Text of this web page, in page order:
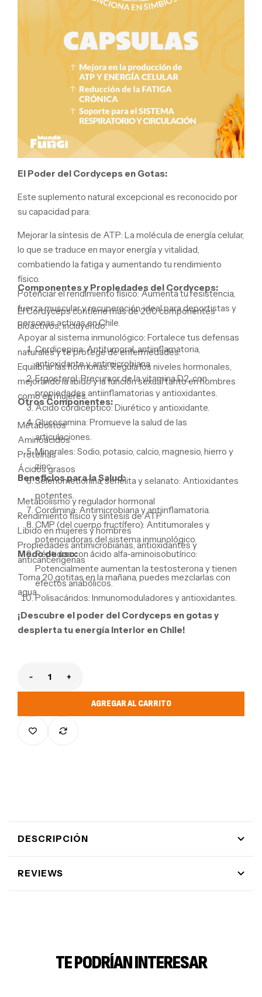
El Poder del Cordyceps en Gotas:
Este suplemento natural excepcional es reconocido por
su capacidad para:
Mejorar la síntesis de ATP: La molécula de energía celular,
lo que se traduce en mayor energía y vitalidad,
combatiendo la fatiga y aumentando tu rendimiento
físico.
Potenciar el rendimiento físico:Aumenta tu resistencia,
fuerza muscular y recuperación,ideal para deportistas y
personas activas en Chile.
Apoyar al sistema inmunológico: Fortalece tus defensas
naturales y te protege de enfermedades.
Equilibrar las hormonas:Regula los niveles hormonales,
mejorando la libido y la función sexual tanto en hombres
como en mujeres.
Componentes y Propiedades del Cordyceps:
El Cordyceps contiene más de 200 componentes
bioactivos,incluyendo:
Cordicepina:Antitumoral,antiinflamatoria,
antioxidante y antimicrobiana.
Ergosterol:Precursor de la vitamina D2,con
propiedades antiinflamatorias y antioxidantes.
Ácido cordicéptico:Diurético y antioxidante.
Glucosamina: Promueve la salud de las
articulaciones.
Minerales: Sodio, potasio, calcio, magnesio, hierro y
zinc.
Selenometionina, senelita y selanato: Antioxidantes
potentes.
Cordimina: Antimicrobiana y antiinflamatoria.
CMP (del cuerpo fructífero): Antitumorales y
potenciadoras del sistema inmunológico.
Péptidos con ácido alfa-aminoisobutírico:
Potencialmente aumentan la testosterona y tienen
efectos anabólicos.
Polisacáridos: Inmunomoduladores y antioxidantes.
Otros Componentes:
Metabolitos
Aminoácidos
Proteínas
Ácidos grasos
Beneficios para la Salud:
Metabolismo y regulador hormonal
Rendimiento físico y síntesis de ATP
Libido en mujeres y hombres
Propiedades antimicrobianas, antioxidantes y
anticancerígenas
Modo de uso:
Toma 20 gotitas en la mañana, puedes mezclarlas con
agua.
¡Descubre el poder del Cordyceps en gotas y
despierta tu energía interior en Chile!
Reducir cantidad para Extracto Cordyceps Gotas- Ultra
AGREGAR AL CARRITO
DESCRIPCIÓN
REVIEWS
TE PODRÍAN INTERESAR